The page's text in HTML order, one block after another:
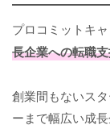
プロコミットキャ
長企業への転職
創業間もないス
ーまで幅広い成